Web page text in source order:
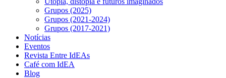
Grupos (2025)
Grupos (2021-2024)
Grupos (2017-2021)
Notícias
Eventos
Revista Entre IdEAs
Café com IdEA
Blog